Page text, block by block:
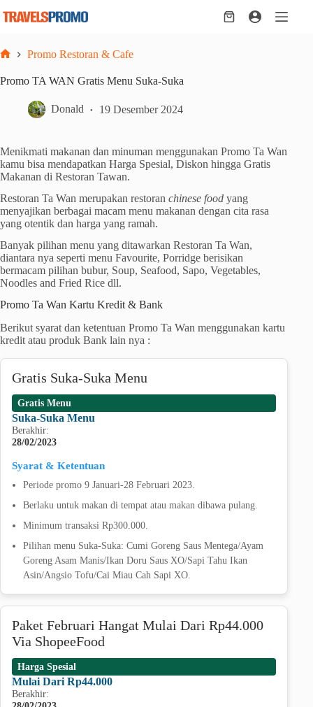
Shopping
Promo Restoran & Cafe
Promo TA WAN Gratis Menu Suka-Suka
Donald 19 Desember 2024
Menikmati makanan dan minuman menggunakan Promo Ta Wan
kamu bisa mendapatkan Harga Spesial, Diskon hingga Gratis
Makanan di Restoran Tawan.
Restoran Ta Wan merupakan restoran chinese food yang
menyajikan berbagai macam menu makanan dengan cita rasa
yang otentik dan harga yang ramah.
Banyak pilihan menu yang ditawarkan Restoran Ta Wan,
diantara nya seperti menu Favourite, Porridge berisikan
bermacam pilihan bubur, Soup, Seafood, Sapo, Vegetables,
Noodles and Fried Rice dll.
Promo Ta Wan Kartu Kredit & Bank
Berikut syarat dan ketentuan Promo Ta Wan menggunakan kartu
kredit atau produk Bank lain nya :
Gratis Suka-Suka Menu
Gratis Menu
Suka-Suka Menu
Berakhir:
28/02/2023
Syarat & Ketentuan
Periode promo 9 Januari-28 Februari 2023.
Berlaku untuk makan di tempat atau makan dibawa pulang.
Minimum transaksi Rp300.000.
Pilihan menu Suka-Suka: Cumi Goreng Saus Mentega/Ayam
Goreng Asam Manis/Ikan Doru Saus XO/Sapi Tahu Ikan
Asin/Angsio Tofu/Cai Miau Cah Sapi XO.
Paket Februari Hangat Mulai Dari Rp44.000
Via ShopeeFood
Harga Spesial
Mulai Dari Rp44.000
Berakhir: